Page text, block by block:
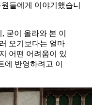
들에게 이야기했습니
굳이 올라와 본 이
오기보다는 얼마
어떤 어려움이 있
에 반영하려고 이